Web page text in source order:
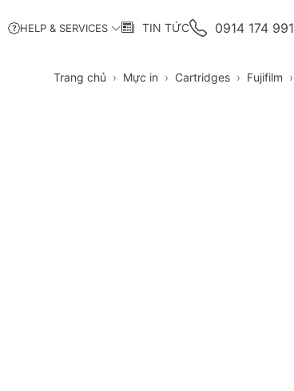
HELP & SERVICES TIN TỨC 0914 174 991
Trang chủ Mực in Cartridges Fujifilm